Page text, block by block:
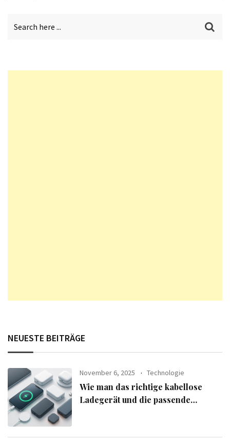
NEUESTE BEITRÄGE
November 6, 2025 Technologie
Wie man das richtige kabellose
Ladegerät und die passende